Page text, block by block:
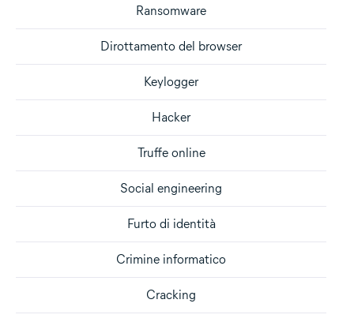
Ransomware
Dirottamento del browser
Keylogger
Hacker
Truffe online
Social engineering
Furto di identità
Crimine informatico
Cracking